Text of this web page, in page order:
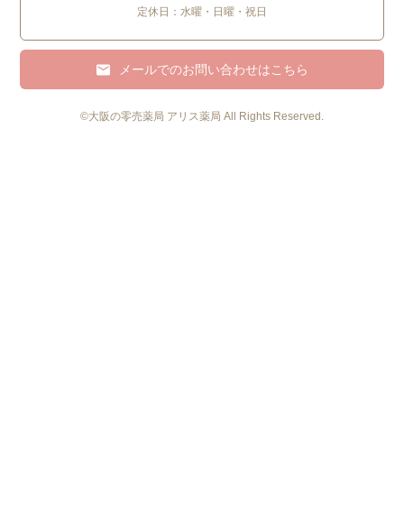
定休日：水曜・日曜・祝日
メールでのお問い合わせはこちら
©大阪の零売薬局 アリス薬局 All Rights Reserved.